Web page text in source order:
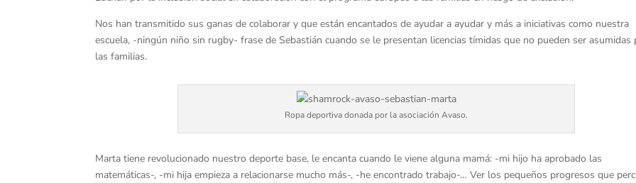
Nos han transmitido sus ganas de colaborar y que están encantados de ayudar a ayudar y más a iniciativas como nuestra
escuela, -ningún niño sin rugby- frase de Sebastián cuando se le presentan licencias tímidas que no pueden ser asumidas
las familias.
Ropa deportiva donada por la asociación Avaso.
Marta tiene revolucionado nuestro deporte base, le encanta cuando le viene alguna mamá: -mi hijo ha aprobado las
matemáticas-, -mi hija empieza a relacionarse mucho más-, -he encontrado trabajo-… Ver los pequeños progresos que